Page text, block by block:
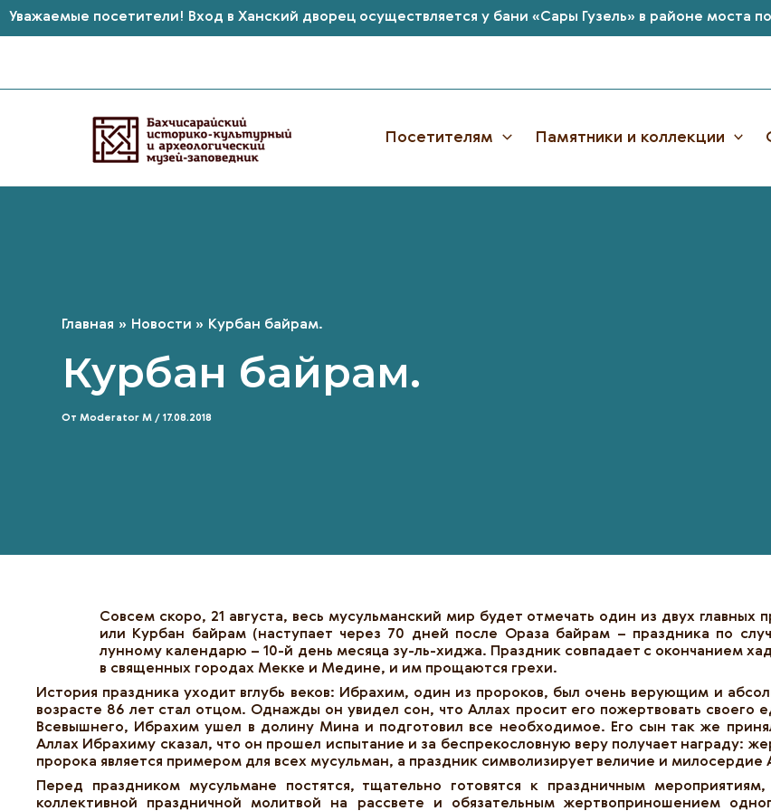
Уважаемые посетители! Вход в Ханский дворец осуществляется у бани «Сары Гузель» в районе моста
Посетителям Памятники и коллекции
Главная Новости Курбан байрам.
Курбан байрам.
От Moderator M / 17.08.2018
Совсем скоро, 21 августа, весь мусульманский мир будет отмечать один из двух
или Курбан байрам (наступает через 70 дней после Ораза байрам – праздника по
лунному календарю – 10-й день месяца зу-ль-хиджа. Праздник совпадает с окончанием
в священных городах Мекке и Медине, и им прощаются грехи.
История праздника уходит вглубь веков: Ибрахим, один из пророков, был очень верующим и
возрасте 86 лет стал отцом. Однажды он увидел сон, что Аллах просит его пожертвовать своего
Всевышнего, Ибрахим ушел в долину Мина и подготовил все необходимое. Его сын так же
Аллах Ибрахиму сказал, что он прошел испытание и за беспрекословную веру получает награду:
пророка является примером для всех мусульман, а праздник символизирует величие и
Перед праздником мусульмане постятся, тщательно готовятся к праздничным
коллективной праздничной молитвой на рассвете и обязательным жертвоприношением